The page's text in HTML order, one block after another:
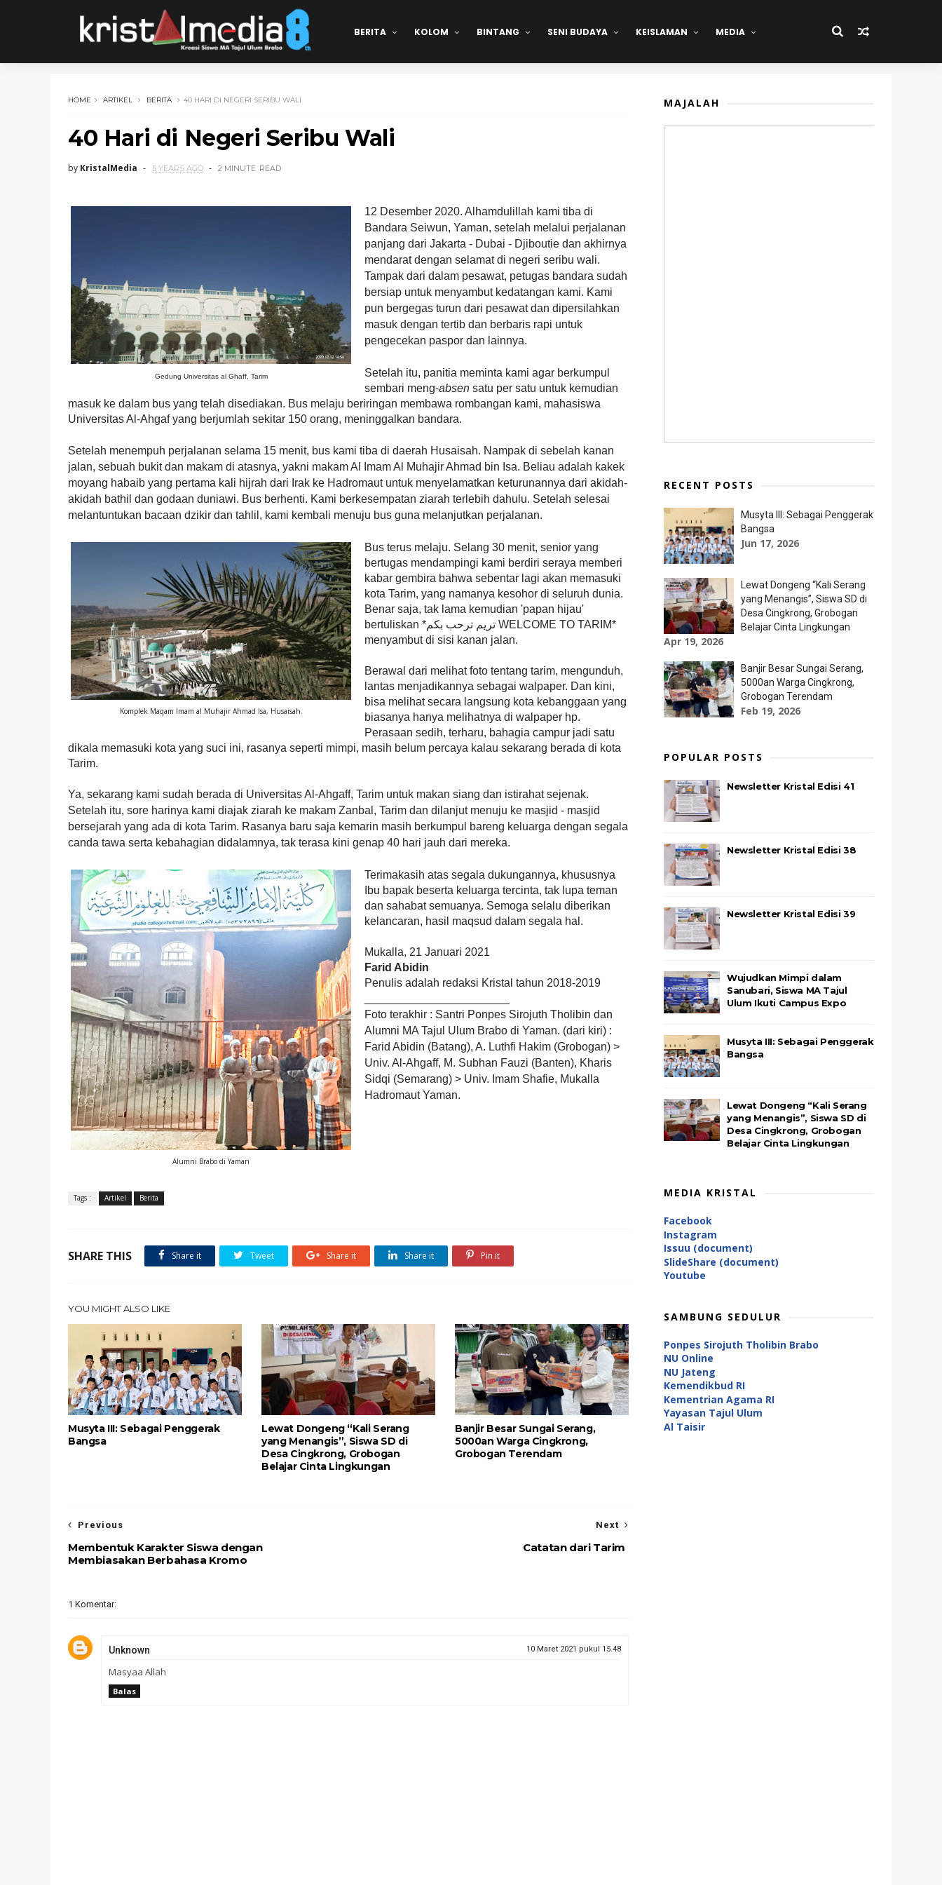
BERITA KOLOM BINTANG SENI BUDAYA KEISLAMAN MEDIA
HOME ARTIKEL BERITA 40 HARI DI NEGERI SERIBU WALI
40 Hari di Negeri Seribu Wali
by KristalMedia 5 YEARS AGO 2 MINUTE READ
Gedung Universitas al Ghaff, Tarim
12 Desember 2020. Alhamdulillah kami tiba di
Bandara Seiwun, Yaman, setelah melalui perjalanan
panjang dari Jakarta - Dubai - Djiboutie dan akhirnya
mendarat dengan selamat di negeri seribu wali.
Tampak dari dalam pesawat, petugas bandara sudah
bersiap untuk menyambut kedatangan kami. Kami
pun bergegas turun dari pesawat dan dipersilahkan
masuk dengan tertib dan berbaris rapi untuk
pengecekan paspor dan lainnya.
Setelah itu, panitia meminta kami agar berkumpul
sembari meng-absen satu per satu untuk kemudian
masuk ke dalam bus yang telah disediakan. Bus melaju beriringan membawa rombangan kami, mahasiswa
Universitas Al-Ahgaf yang berjumlah sekitar 150 orang, meninggalkan bandara.
Setelah menempuh perjalanan selama 15 menit, bus kami tiba di daerah Husaisah. Nampak di sebelah kanan
jalan, sebuah bukit dan makam di atasnya, yakni makam Al Imam Al Muhajir Ahmad bin Isa. Beliau adalah kakek
moyang habaib yang pertama kali hijrah dari Irak ke Hadromaut untuk menyelamatkan keturunannya dari akidah-
akidah bathil dan godaan duniawi. Bus berhenti. Kami berkesempatan ziarah terlebih dahulu. Setelah selesai
melantuntukan bacaan dzikir dan tahlil, kami kembali menuju bus guna melanjutkan perjalanan.
Komplek Maqam Imam al Muhajir Ahmad Isa, Husaisah.
Bus terus melaju. Selang 30 menit, senior yang
bertugas mendampingi kami berdiri seraya memberi
kabar gembira bahwa sebentar lagi akan memasuki
kota Tarim, yang namanya kesohor di seluruh dunia.
Benar saja, tak lama kemudian 'papan hijau'
bertuliskan *تريم ترحب بكم WELCOME TO TARIM*
menyambut di sisi kanan jalan.
Berawal dari melihat foto tentang tarim, mengunduh,
lantas menjadikannya sebagai walpaper. Dan kini,
bisa melihat secara langsung kota kebanggaan yang
biasanya hanya melihatnya di walpaper hp.
Perasaan sedih, terharu, bahagia campur jadi satu
dikala memasuki kota yang suci ini, rasanya seperti mimpi, masih belum percaya kalau sekarang berada di kota
Tarim.
Ya, sekarang kami sudah berada di Universitas Al-Ahgaff, Tarim untuk makan siang dan istirahat sejenak.
Setelah itu, sore harinya kami diajak ziarah ke makam Zanbal, Tarim dan dilanjut menuju ke masjid - masjid
bersejarah yang ada di kota Tarim. Rasanya baru saja kemarin masih berkumpul bareng keluarga dengan segala
canda tawa serta kebahagian didalamnya, tak terasa kini genap 40 hari jauh dari mereka.
Alumni Brabo di Yaman
Terimakasih atas segala dukungannya, khususnya
Ibu bapak beserta keluarga tercinta, tak lupa teman
dan sahabat semuanya. Semoga selalu diberikan
kelancaran, hasil maqsud dalam segala hal.
Mukalla, 21 Januari 2021
Farid Abidin
Penulis adalah redaksi Kristal tahun 2018-2019
Foto terakhir : Santri Ponpes Sirojuth Tholibin dan
Alumni MA Tajul Ulum Brabo di Yaman. (dari kiri) :
Farid Abidin (Batang), A. Luthfi Hakim (Grobogan) >
Univ. Al-Ahgaff, M. Subhan Fauzi (Banten), Kharis
Sidqi (Semarang) > Univ. Imam Shafie, Mukalla
Hadromaut Yaman.
Tags : Artikel Berita
SHARE THIS Share it Tweet Share it Share it Pin it
YOU MIGHT ALSO LIKE
Musyta III: Sebagai Penggerak
Bangsa
Lewat Dongeng “Kali Serang
yang Menangis”, Siswa SD di
Desa Cingkrong, Grobogan
Belajar Cinta Lingkungan
Banjir Besar Sungai Serang,
5000an Warga Cingkrong,
Grobogan Terendam
Next
Catatan dari Tarim
Previous
Membentuk Karakter Siswa dengan
Membiasakan Berbahasa Kromo
1 Komentar:
Unknown 10 Maret 2021 pukul 15.48
Masyaa Allah
Balas
MAJALAH
RECENT POSTS
Musyta III: Sebagai Penggerak
Bangsa
Jun 17, 2026
Lewat Dongeng “Kali Serang
yang Menangis”, Siswa SD di
Desa Cingkrong, Grobogan
Belajar Cinta Lingkungan
Apr 19, 2026
Banjir Besar Sungai Serang,
5000an Warga Cingkrong,
Grobogan Terendam
Feb 19, 2026
POPULAR POSTS
Newsletter Kristal Edisi 41
Newsletter Kristal Edisi 38
Newsletter Kristal Edisi 39
Wujudkan Mimpi dalam
Sanubari, Siswa MA Tajul
Ulum Ikuti Campus Expo
Musyta III: Sebagai Penggerak
Bangsa
Lewat Dongeng “Kali Serang
yang Menangis”, Siswa SD di
Desa Cingkrong, Grobogan
Belajar Cinta Lingkungan
MEDIA KRISTAL
Facebook
Instagram
Issuu (document)
SlideShare (document)
Youtube
SAMBUNG SEDULUR
Ponpes Sirojuth Tholibin Brabo
NU Online
NU Jateng
Kemendikbud RI
Kementrian Agama RI
Yayasan Tajul Ulum
Al Taisir